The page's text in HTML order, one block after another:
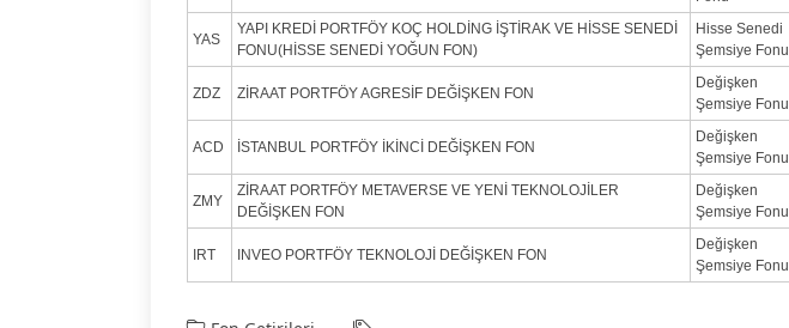
YAS
YAPI KREDİ PORTFÖY KOÇ HOLDİNG İŞTİRAK VE HİSSE SENEDİ
FONU(HİSSE SENEDİ YOĞUN FON)
Hisse Senedi
Şemsiye Fonu
ZDZ ZİRAAT PORTFÖY AGRESİF DEĞİŞKEN FON
Değişken
Şemsiye Fonu
ACD İSTANBUL PORTFÖY İKİNCİ DEĞİŞKEN FON
Değişken
Şemsiye Fonu
ZMY
ZİRAAT PORTFÖY METAVERSE VE YENİ TEKNOLOJİLER
DEĞİŞKEN FON
Değişken
Şemsiye Fonu
IRT INVEO PORTFÖY TEKNOLOJİ DEĞİŞKEN FON
Değişken
Şemsiye Fonu